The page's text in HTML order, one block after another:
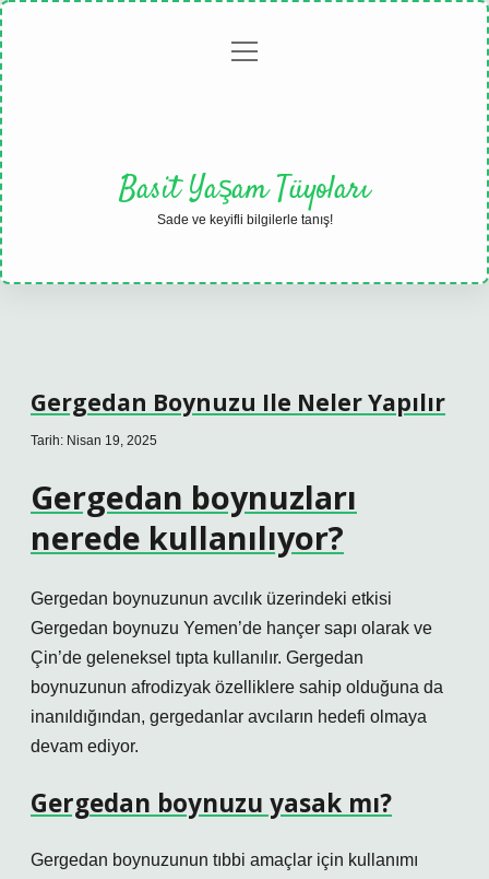
Gizlilikmenüyü
Basit Yaşam Tüyoları
Sade ve keyifli bilgilerle tanış!
Gergedan Boynuzu Ile Neler Yapılır
Tarih: Nisan 19, 2025
Gergedan boynuzları
nerede kullanılıyor?
Gergedan boynuzunun avcılık üzerindeki etkisi
Gergedan boynuzu Yemen’de hançer sapı olarak ve
Çin’de geleneksel tıpta kullanılır. Gergedan
boynuzunun afrodizyak özelliklere sahip olduğuna da
inanıldığından, gergedanlar avcıların hedefi olmaya
devam ediyor.
Gergedan boynuzu yasak mı?
Gergedan boynuzunun tıbbi amaçlar için kullanımı